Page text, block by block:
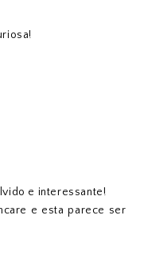
e interessante!
e esta parece ser